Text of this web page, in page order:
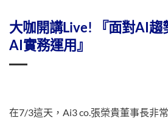
大咖開講Live! 『面對AI趨
AI實務運用』
在7/3這天，Ai3 co.張榮貴董事長非